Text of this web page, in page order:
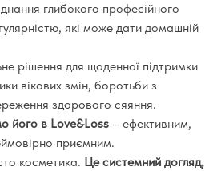
глибокого професійного
які може дати домашній
рішення для щоденної підтримки
вікових змін, боротьби з
здорового сяяння.
його в Love&Loss – ефективним,
приємним.
косметика. Це системний догляд,